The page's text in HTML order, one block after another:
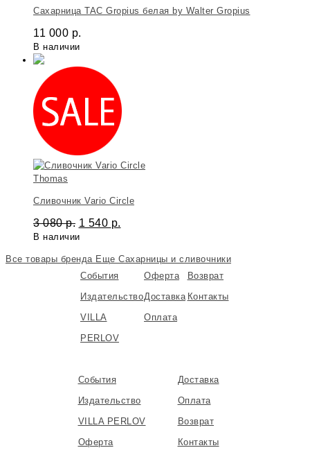
Сахарница TAC Gropius белая by Walter Gropius
11 000 р.
В наличии
Thomas
Сливочник Vario Circle
3 080р. 1 540 р.
В наличии
Все товары бренда Еще Сахарницы и сливочники
События
Издательство
VILLA
PERLOV
Оферта
Доставка
Оплата
Возврат
Контакты
События
Издательство
VILLA PERLOV
Оферта
Доставка
Оплата
Возврат
Контакты